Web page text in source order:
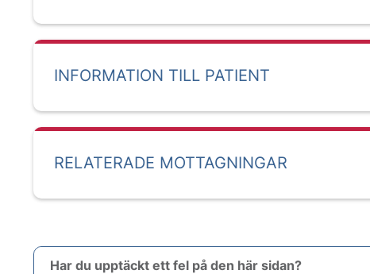
INFORMATION TILL PATIENT
RELATERADE MOTTAGNINGAR
Har du upptäckt ett fel på den här sidan?